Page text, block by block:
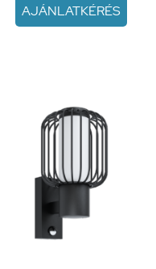
AJÁNLATKÉRÉS